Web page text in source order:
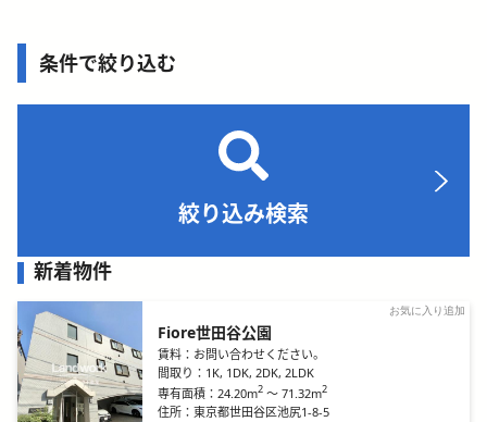
条件で絞り込む
絞り込み検索
新着物件
お気に入り追加
Fiore世田谷公園
賃料： お問い合わせください。
間取り： 1K, 1DK, 2DK, 2LDK
専有面積：24.20m2 ～ 71.32m2
住所：東京都世田谷区池尻1-8-5